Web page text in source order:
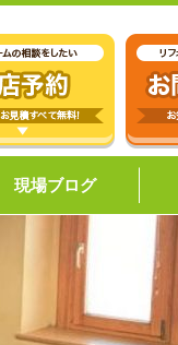
現場ブログ